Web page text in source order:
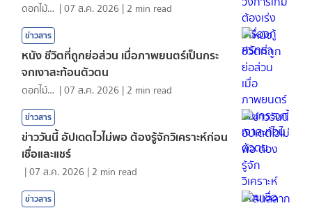
ดอกไม้กับสายน้ำ |07 ส.ค. 2026 | 2 min read
ข่าวสาร
หนัง ชีวิตที่ถูกย่อส่วน เมื่อภาพยนตร์เป็นกระ
จกเงาสะท้อนตัวตน
ดอกไม้กับสายน้ำ |07 ส.ค. 2026 | 2 min read
ข่าวสาร
ข่าววันนี้ อัปเดตไวไม่พอ ต้องรู้จักวิเคราะห์ก่อน
เชื่อและแชร์
|07 ส.ค. 2026 | 2 min read
ข่าวสาร